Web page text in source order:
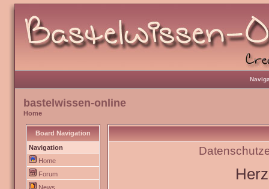
bastelwissen-online
Home
Board Navigation
Navigation
Home
Forum
News